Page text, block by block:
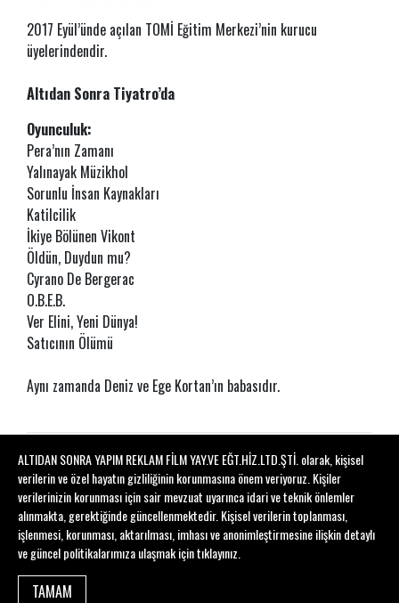
2017 Eyül’ünde açılan TOMİ Eğitim Merkezi’nin kurucu
üyelerindendir.
Altıdan Sonra Tiyatro’da
Oyunculuk:
Pera’nın Zamanı
Yalınayak Müzikhol
Sorunlu İnsan Kaynakları
Katilcilik
İkiye Bölünen Vikont
Öldün, Duydun mu?
Cyrano De Bergerac
O.B.E.B.
Ver Elini, Yeni Dünya!
Satıcının Ölümü
Aynı zamanda Deniz ve Ege Kortan’ın babasıdır.
ABONE OL
ALTIDAN SONRA YAPIM REKLAM FİLM YAY.VE EĞT.HİZ.LTD.ŞTİ. olarak, kişisel
verilerin ve özel hayatın gizliliğinin korunmasına önem veriyoruz. Kişiler
verilerinizin korunması için sair mevzuat uyarınca idari ve teknik önlemler
alınmakta, gerektiğinde güncellenmektedir. Kişisel verilerin toplanması,
işlenmesi, korunması, aktarılması, imhası ve anonimleştirmesine ilişkin detaylı
ve güncel politikalarımıza ulaşmak içintıklayınız
TAMAM